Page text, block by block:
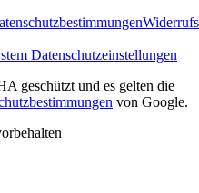
Datenschutzeinstellungen
geschützt und es gelten die
von Google.